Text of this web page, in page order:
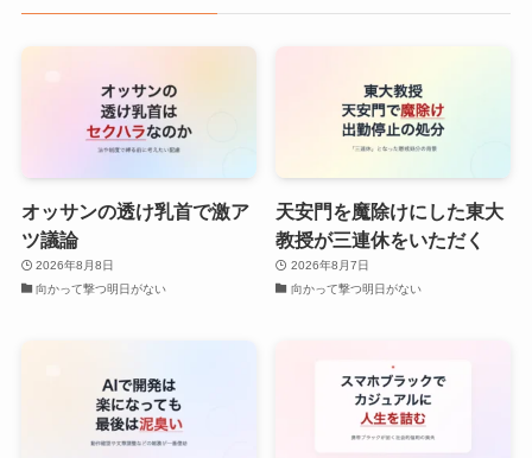
オッサンの透け乳首で激ア
ツ議論
2026年8月8日
向かって撃つ明日がない
天安門を魔除けにした東大
教授が三連休をいただく
2026年8月7日
向かって撃つ明日がない